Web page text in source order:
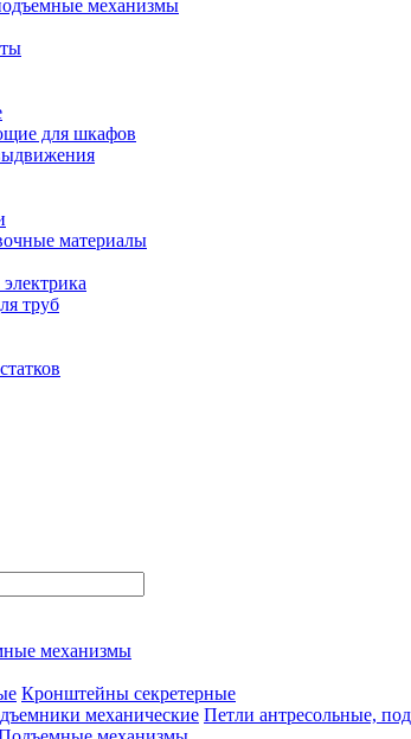
механизмы
для шкафов
материалы
труб
механизмы
Кронштейны секретерные
Петли антресольные,